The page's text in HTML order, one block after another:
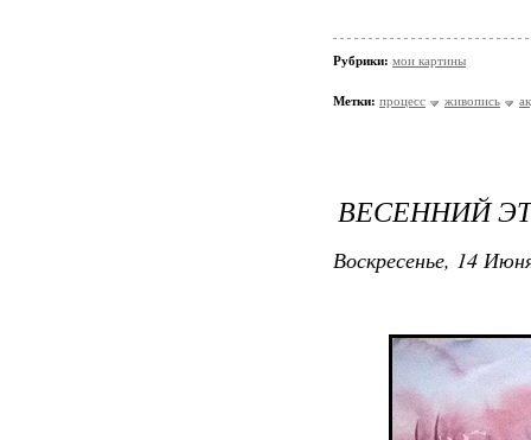
Рубрики: мои картины
Метки: процесс живопись
ВЕСЕННИЙ
Воскресенье, 14